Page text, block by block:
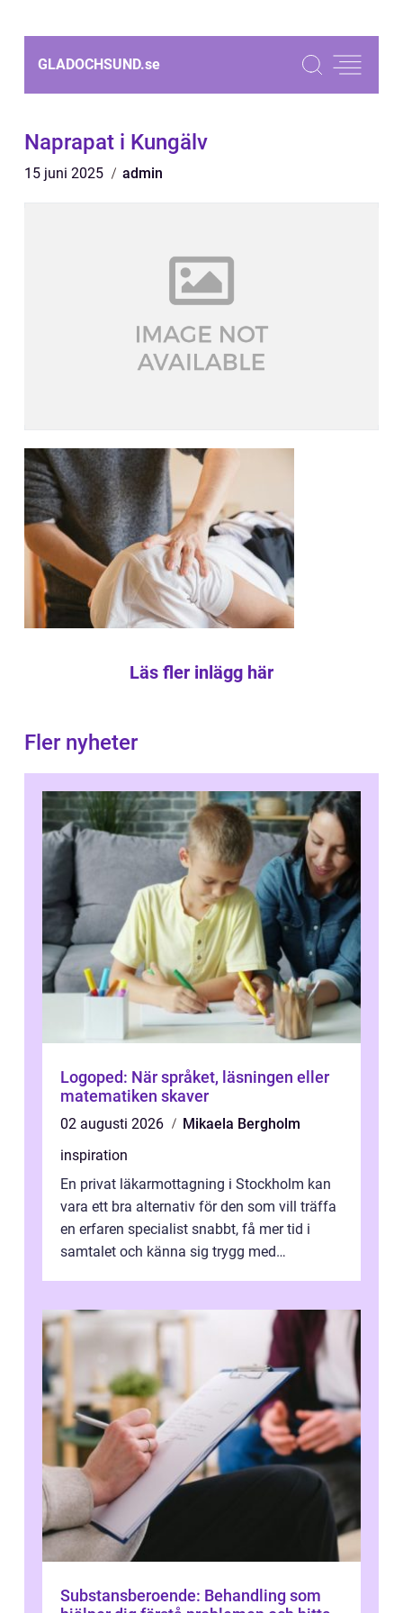
GLADOCHSUND.se
Naprapat i Kungälv
15 juni 2025 admin
Läs fler inlägg här
Fler nyheter
Logoped: När språket, läsningen eller
matematiken skaver
02 augusti 2026
Mikaela Bergholm
inspiration
En privat läkarmottagning i Stockholm kan
vara ett bra alternativ för den som vill träffa
en erfaren specialist snabbt, få mer tid i
samtalet och känna sig trygg med
Substansberoende: Behandling som